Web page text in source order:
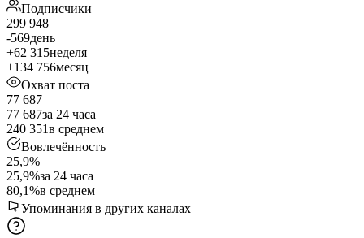
Подписчики
299 948
-569день
+62 315неделя
+134 756месяц
Охват поста
77 687
77 687за 24 часа
240 351в среднем
Вовлечённость
25,9%
25,9%за 24 часа
80,1%в среднем
Упоминания в других каналах